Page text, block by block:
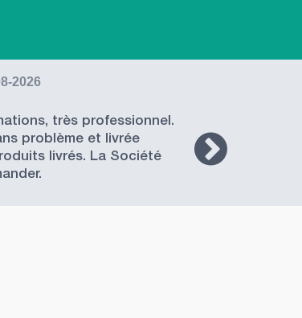
2026
très professionnel.
problème et livrée
livrés. La Société